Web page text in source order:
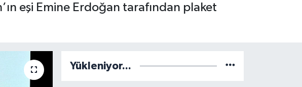
eşi Emine Erdoğan tarafından plaket
Yükleniyor...